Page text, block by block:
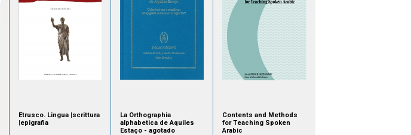
Etrusco. Lingua |scrittura
|epigrafia
La Orthographia
alphabetica de Aquiles
Estaço - agotado
Contents and Methods
for Teaching Spoken
Arabic